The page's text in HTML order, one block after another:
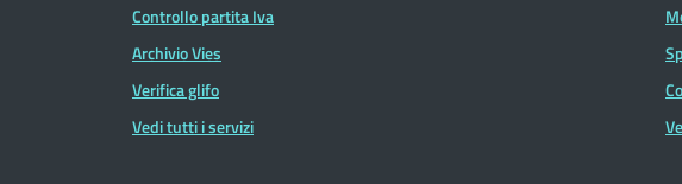
Controllo partita Iva
Archivio Vies
Verifica glifo
Vedi tutti i servizi